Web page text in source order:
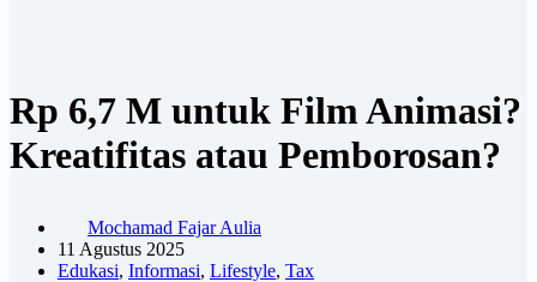
Rp 6,7 M untuk Film Animasi?
Kreatifitas atau Pemborosan?
Mochamad Fajar Aulia
11 Agustus 2025
Edukasi, Informasi, Lifestyle, Tax